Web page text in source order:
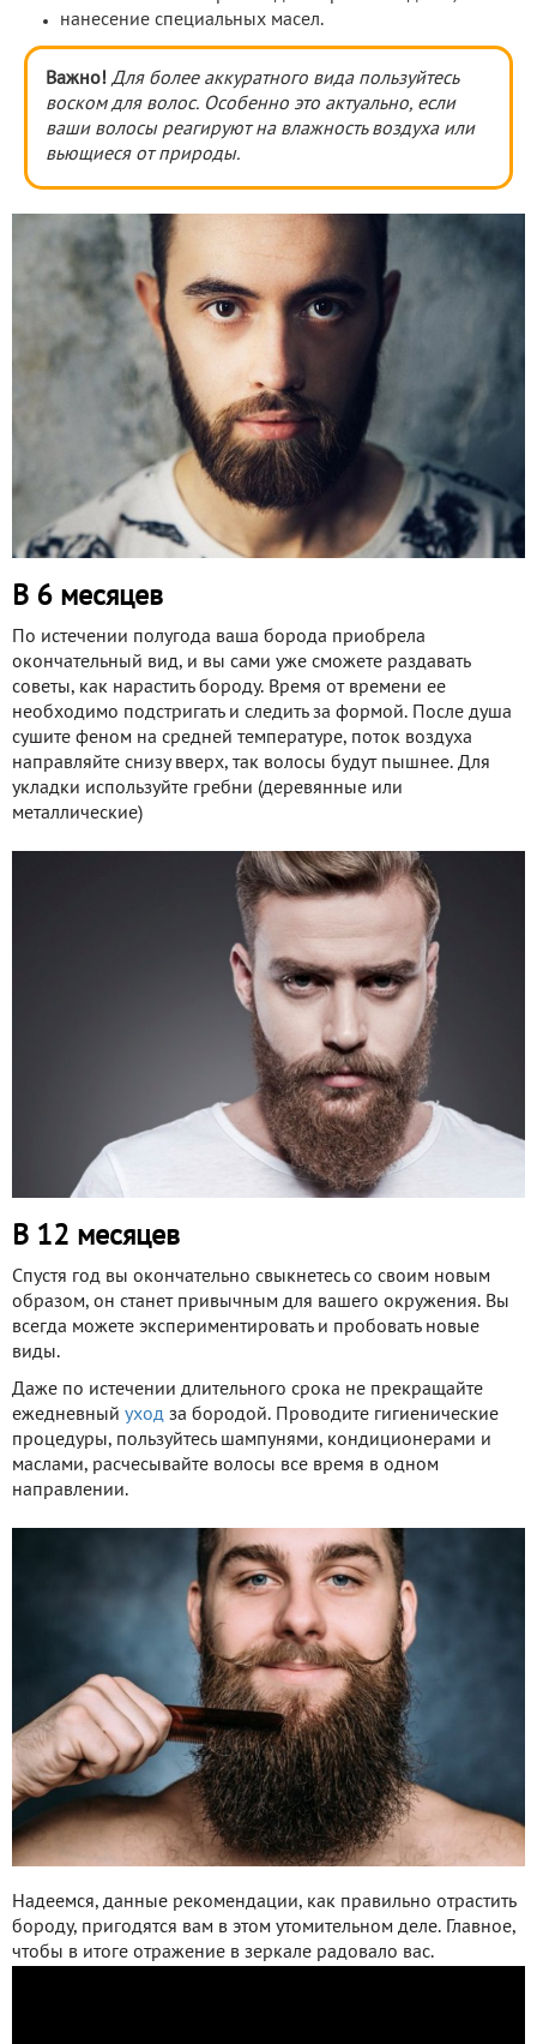
нанесение специальных масел.
Важно! Для более аккуратного вида пользуйтесь
воском для волос. Особенно это актуально, если
ваши волосы реагируют на влажность воздуха или
вьющиеся от природы.
В 6 месяцев
По истечении полугода ваша борода приобрела
окончательный вид, и вы сами уже сможете раздавать
советы, как нарастить бороду. Время от времени ее
необходимо подстригать и следить за формой. После душа
сушите феном на средней температуре, поток воздуха
направляйте снизу вверх, так волосы будут пышнее. Для
укладки используйте гребни (деревянные или
металлические)
В 12 месяцев
Спустя год вы окончательно свыкнетесь со своим новым
образом, он станет привычным для вашего окружения. Вы
всегда можете экспериментировать и пробовать новые
виды.
Даже по истечении длительного срока не прекращайте
ежедневный уход за бородой. Проводите гигиенические
процедуры, пользуйтесь шампунями, кондиционерами и
маслами, расчесывайте волосы все время в одном
направлении.
Надеемся, данные рекомендации, как правильно отрастить
бороду, пригодятся вам в этом утомительном деле. Главное,
чтобы в итоге отражение в зеркале радовало вас.